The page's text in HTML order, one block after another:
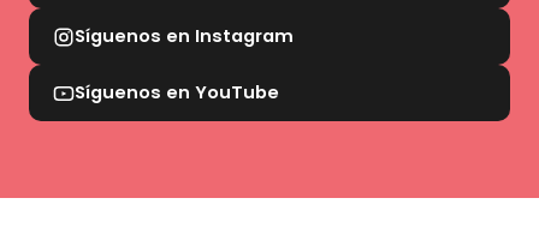
Síguenos en Instagram
Síguenos en YouTube